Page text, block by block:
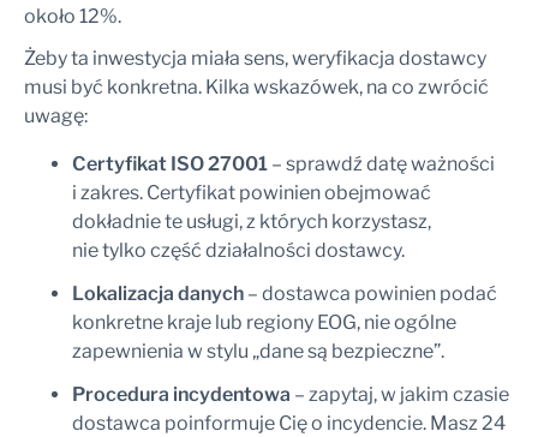
około 12%.
Żeby ta inwestycja miała sens, weryfikacja dostawcy
musi być konkretna. Kilka wskazówek, na co zwrócić
uwagę:
Certyfikat ISO 27001 – sprawdź datę ważności
i zakres. Certyfikat powinien obejmować
dokładnie te usługi, z których korzystasz,
nie tylko część działalności dostawcy.
Lokalizacja danych – dostawca powinien podać
konkretne kraje lub regiony EOG, nie ogólne
zapewnienia w stylu „dane są bezpieczne”.
Procedura incydentowa – zapytaj, w jakim czasie
dostawca poinformuje Cię o incydencie. Masz 24